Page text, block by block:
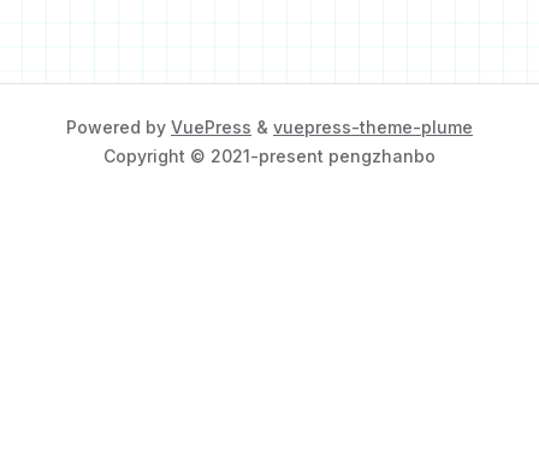
Powered by VuePress & vuepress-theme-plume
Copyright © 2021-present pengzhanbo